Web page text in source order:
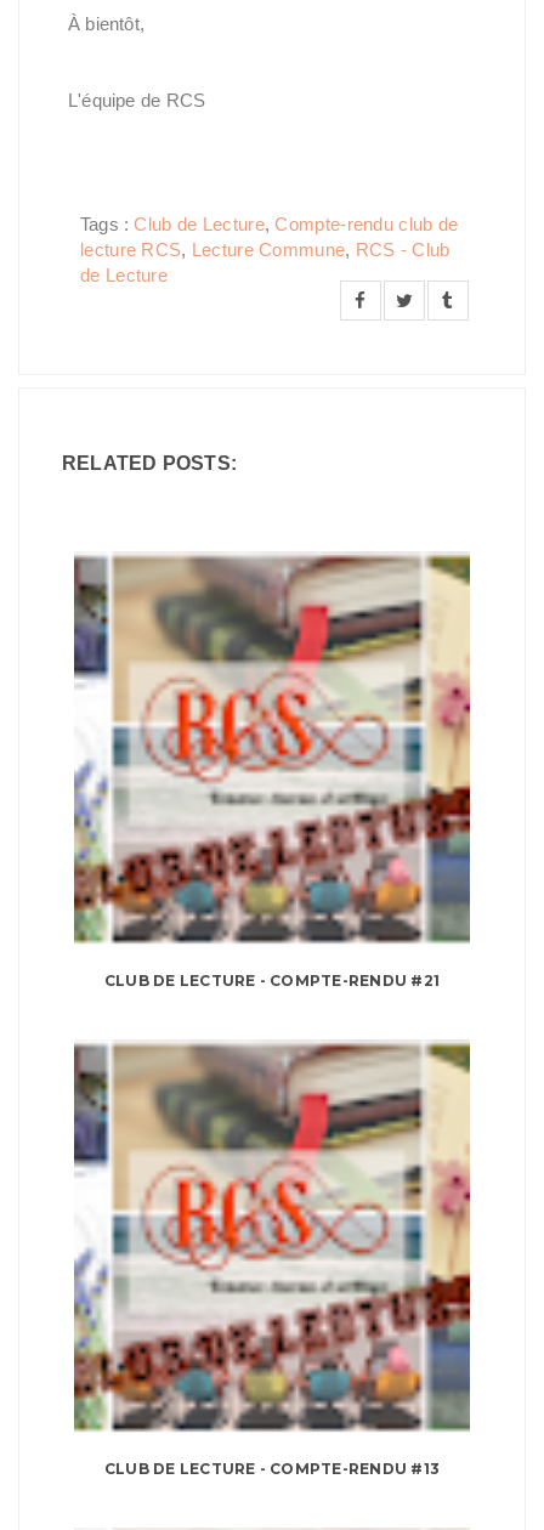
À bientôt,
L'équipe de RCS
Tags :Club de Lecture,Compte-rendu club de
lecture RCS, Lecture Commune, RCS - Club
de Lecture
RELATED POSTS:
CLUB DE LECTURE - COMPTE-RENDU #21
CLUB DE LECTURE - COMPTE-RENDU #13